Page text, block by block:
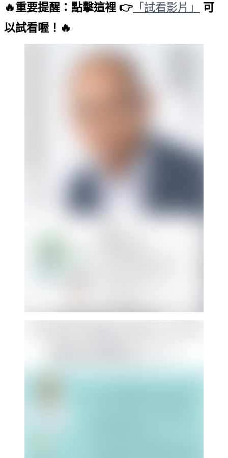
🔥重要提醒：點擊這裡 👉 「試看影片」
可
以試看喔！🔥